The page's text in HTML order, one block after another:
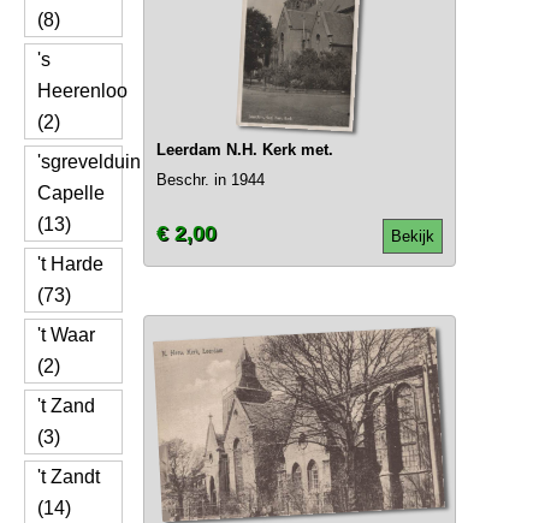
(8)
's
Heerenloo
(2)
'sgrevelduin
Capelle
(13)
't Harde
(73)
't Waar
(2)
't Zand
(3)
't Zandt
(14)
Leerdam N.H. Kerk met.
Beschr. in 1944
Bekijk
€ 2,00